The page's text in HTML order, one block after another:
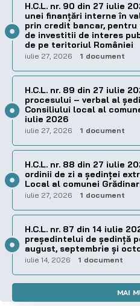
H.C.L. nr. 90 din 27 iulie
unei finanțări interne în
prin credit bancar,
de investitii de interes
de pe teritoriul României
iulie 27, 2026 1 document
H.C.L. nr. 89 din 27 iulie
procesului – verbal al
Consiliului local al
iulie 2026
iulie 27, 2026 1 document
H.C.L. nr. 88 din 27 iulie
ordinii de zi a şedinţei
Local al comunei
iulie 27, 2026 1 document
H.C.L. nr. 87 din 14 iulie
preşedintelui de şedinţă
august, septembrie și
iulie 14, 2026 1 document
MAI